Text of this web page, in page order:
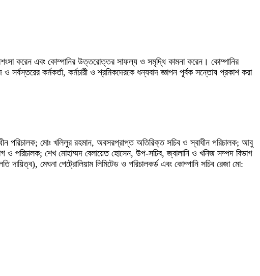
করেন এবং কোম্পানির উত্তরোত্তর সাফল্য ও সমৃদ্ধি কামনা করেন। কোম্পানির
কর্মকর্তা, কর্মচারী ও শ্রমিকদেরকে ধন্যবাদ জ্ঞাপন পূর্বক সন্তোষ প্রকাশ করা
পরিচালক; মোঃ খলিলুর রহমান, অবসরপ্রাপ্ত অতিরিক্ত সচিব ও স্বাধীন পরিচালক; আবু
ও পরিচালক; শেখ মোহাম্মদ বেলায়েত হোসেন, উপ-সচিব, জ্বালানি ও খনিজ সম্পদ বিভাগ
মেঘনা পেট্রোলিয়াম লিমিটেড ও পরিচালকর্ড এবং কোম্পানি সচিব রেজা মো: